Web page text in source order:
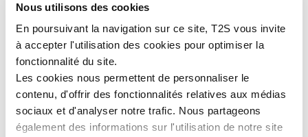
Nous utilisons des cookies
En poursuivant la navigation sur ce site, T2S vous invite
à accepter l'utilisation des cookies pour optimiser la
fonctionnalité du site.
Les cookies nous permettent de personnaliser le
contenu, d'offrir des fonctionnalités relatives aux médias
sociaux et d'analyser notre trafic. Nous partageons
également des informations sur l'utilisation de notre site
COUVRE-SAC
VISIOBAG
BRASSARD ENFANT